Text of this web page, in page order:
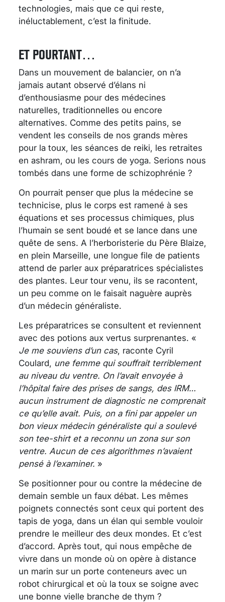
technologies, mais que ce qui reste,
inéluctablement, c’est la finitude.
ET POURTANT…
Dans un mouvement de balancier, on n’a
jamais autant observé d’élans ni
d’enthousiasme pour des médecines
naturelles, traditionnelles ou encore
alternatives. Comme des petits pains, se
vendent les conseils de nos grands mères
pour la toux, les séances de reiki, les retraites
en ashram, ou les cours de yoga. Serions nous
tombés dans une forme de schizophrénie ?
On pourrait penser que plus la médecine se
technicise, plus le corps est ramené à ses
équations et ses processus chimiques, plus
l’humain se sent boudé et se lance dans une
quête de sens. A l’herboristerie du Père Blaize,
en plein Marseille, une longue file de patients
attend de parler aux préparatrices spécialistes
des plantes. Leur tour venu, ils se racontent,
un peu comme on le faisait naguère auprès
d’un médecin généraliste.
Les préparatrices se consultent et reviennent
avec des potions aux vertus surprenantes. «
Je me souviens d’un cas, raconte Cyril
Coulard, une femme qui souffrait terriblement
au niveau du ventre. On l’avait envoyée à
l’hôpital faire des prises de sangs, des IRM…
aucun instrument de diagnostic ne comprenait
ce qu’elle avait. Puis, on a fini par appeler un
bon vieux médecin généraliste qui a soulevé
son tee-shirt et a reconnu un zona sur son
ventre. Aucun de ces algorithmes n’avaient
pensé à l’examiner. »
Se positionner pour ou contre la médecine de
demain semble un faux débat. Les mêmes
poignets connectés sont ceux qui portent des
tapis de yoga, dans un élan qui semble vouloir
prendre le meilleur des deux mondes. Et c’est
d’accord. Après tout, qui nous empêche de
vivre dans un monde où on opère à distance
un marin sur un porte conteneurs avec un
robot chirurgical et où la toux se soigne avec
une bonne vielle branche de thym ?